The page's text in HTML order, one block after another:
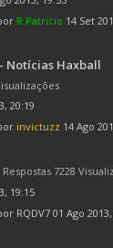
R.Patricio 14 Set
Notícias Haxball
20:19
invictuzz 14 Ago
Respostas 7228
19:15
RQDV7 01 Ago